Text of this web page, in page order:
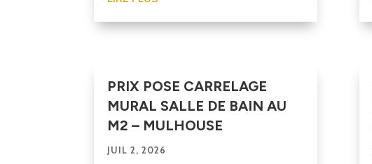
PRIX POSE CARRELAGE
MURAL SALLE DE BAIN AU
M2 – MULHOUSE
JUIL 2, 2026